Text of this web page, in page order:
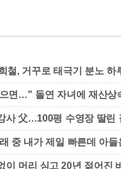
철, 거꾸로 태극기 분노
면…" 돌연 자녀에 재산상
사 父…100평 수영장 딸린
중 내가 제일 빠른데 아